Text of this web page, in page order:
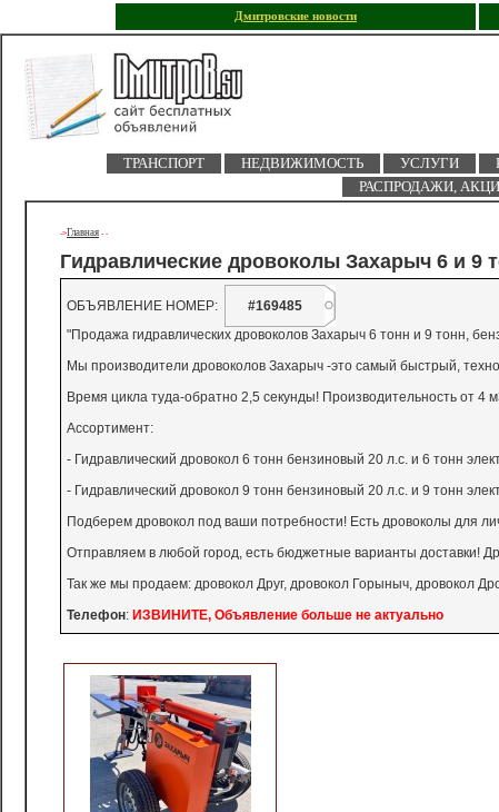
Дмитровские новости
ТРАНСПОРТ НЕДВИЖИМОСТЬ УСЛУГИ
РАСПРОДАЖИ,
->Главная - -
Гидравлические дровоколы Захарыч 6 и 9
ОБЪЯВЛЕНИЕ НОМЕР:
#169485
"Продажа гидравлических дровоколов Захарыч 6 тонн и 9 тонн,
Мы производители дровоколов Захарыч -это самый быстрый,
Время цикла туда-обратно 2,5 секунды! Производительность от 4
Ассортимент:
- Гидравлический дровокол 6 тонн бензиновый 20 л.с. и 6 тонн
- Гидравлический дровокол 9 тонн бензиновый 20 л.с. и 9 тонн
Подберем дровокол под ваши потребности! Есть дровоколы для
Отправляем в любой город, есть бюджетные варианты доставки!
Так же мы продаем: дровокол Друг, дровокол Горыныч, дровокол
Телефон: ИЗВИНИТЕ, Объявление больше не актуально